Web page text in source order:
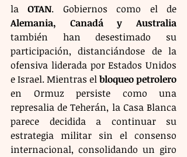
la OTAN
Alemania, Canadá y Australia
también han desestimado su
participación, distanciándose de la
ofensiva liderada por Estados Unidos
e Israel. Mientras el bloqueo petrolero
en Ormuz persiste como una
represalia de Teherán, la Casa Blanca
parece decidida a continuar su
estrategia militar sin el consenso
internacional, consolidando un giro